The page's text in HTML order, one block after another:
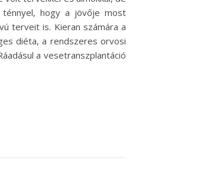
ténnyel, hogy a jövője most
terveit is. Kieran számára a
diéta, a rendszeres orvosi
a vesetranszplantáció